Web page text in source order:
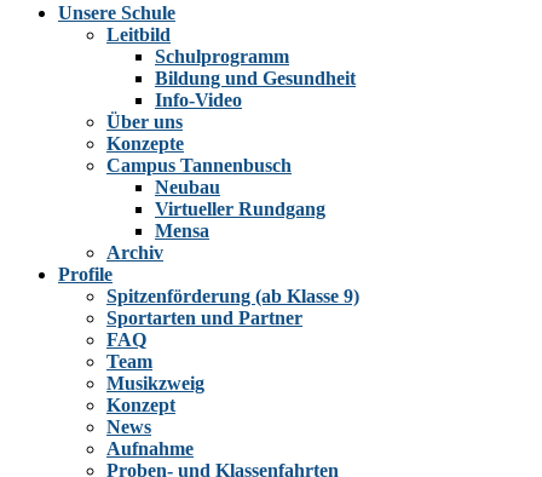
Unsere Schule
Leitbild
Schulprogramm
Bildung und Gesundheit
Info-Video
Über uns
Konzepte
Campus Tannenbusch
Neubau
Virtueller Rundgang
Mensa
Archiv
Profile
Spitzenförderung (ab Klasse 9)
Sportarten und Partner
FAQ
Team
Musikzweig
Konzept
News
Aufnahme
Proben- und Klassenfahrten